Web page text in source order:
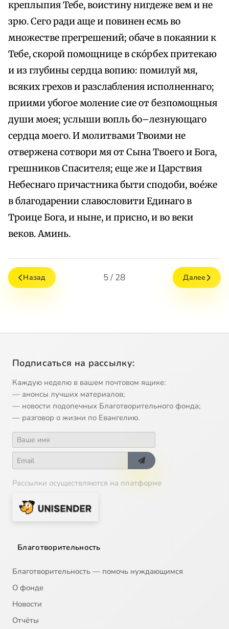
креплыпия Тебе, воистину нигдеже вем и не
зрю. Сего ради аще и повинен есмь во
множестве прегрешений; обаче в покаянии к
Тебе, скорой помощнице в ско́рбех притекаю
и из глубины сердца вопию: помилуй мя,
всяких грехов и разслабления исполненнаго;
приими убогое моление сие от безпомощныя
души моея; услыши вопль бо–лезнующаго
сердца моего. И молитвами Твоими не
отвержена сотвори мя от Сына Твоего и Бога,
грешников Спасителя; еще же и Царствия
Небеснаго причастника быти сподоби, вое́же
в благодарении славословити Единаго в
Троице Бога, и ныне, и присно, и во веки
веков. Аминь.
Назад 5 / 28 Далее
Подписаться на рассылку:
Каждую неделю в вашем почтовом ящике:
— анонсы лучших материалов;
— новости подопечных Благотворительного фонда;
— разговор о жизни по Евангелию.
Рассылки осуществляются на платформе
Благотворительность
Благотворительность — помочь нуждающимся
О фонде
Новости
Отчёты